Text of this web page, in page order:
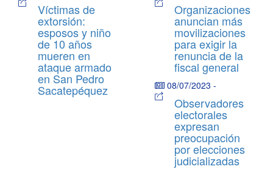
Víctimas de
extorsión:
esposos y niño
de 10 años
mueren en
ataque armado
en San Pedro
Sacatepéquez
Organizaciones
anuncian más
movilizaciones
para exigir la
renuncia de la
fiscal general
08/07/2023 -
Observadores
electorales
expresan
preocupación
por elecciones
judicializadas